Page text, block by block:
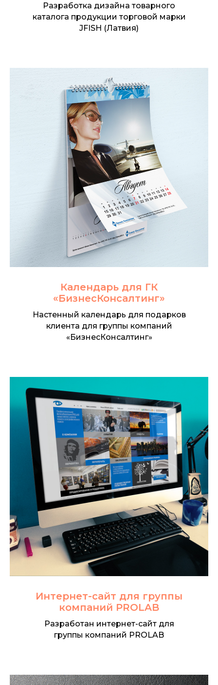
Разработка дизайна товарного
каталога продукции торговой марки
JFISH (Латвия)
Календарь для ГК
«БизнесКонсалтинг»
Настенный календарь для подарков
клиента для группы компаний
«БизнесКонсалтинг»
Интернет-сайт для группы
компаний PROLAB
Разработан интернет-сайт для
группы компаний PROLAB